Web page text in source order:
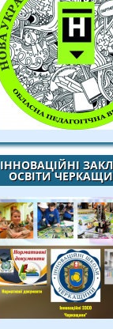
ІННОВАЦІЙНІ
ОСВІТИ